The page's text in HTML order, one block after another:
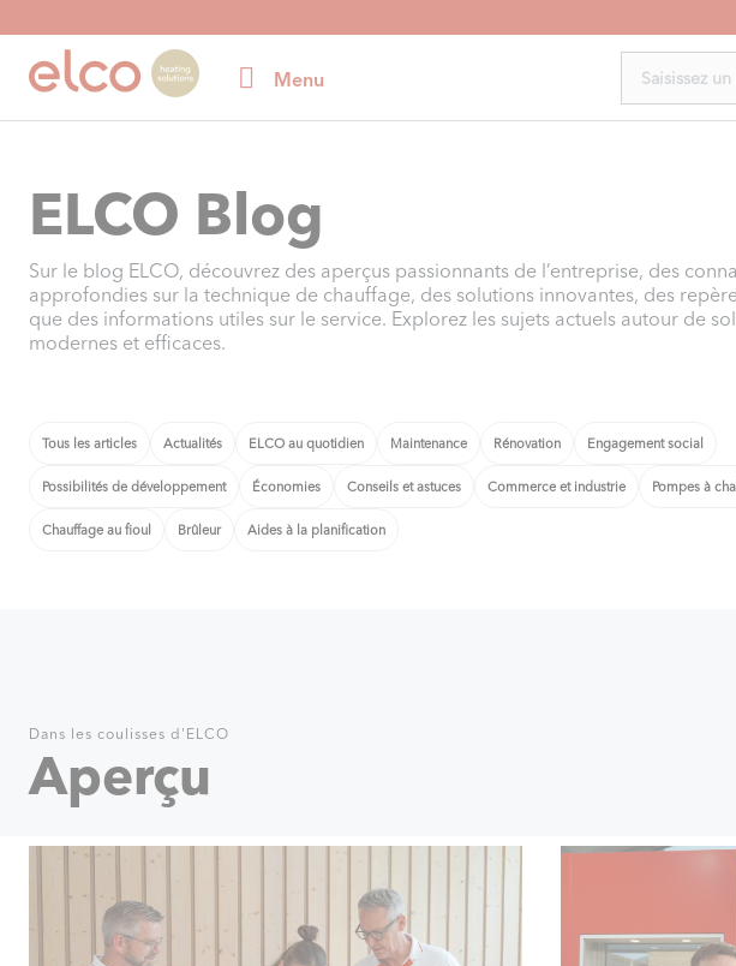
Menu
ELCO Blog
Sur le blog ELCO, découvrez des aperçus passionnants de l’entreprise, des
approfondies sur la technique de chauffage, des solutions innovantes, des
que des informations utiles sur le service. Explorez les sujets actuels autour de
modernes et efficaces.
Tous les articles Actualités ELCO au quotidien Maintenance Rénovation Engagement social
Possibilités de développement Économies Conseils et astuces Commerce et industrie Pompes à
Chauffage au fioul Brûleur Aides à la planification
Dans les coulisses d'ELCO
Aperçu